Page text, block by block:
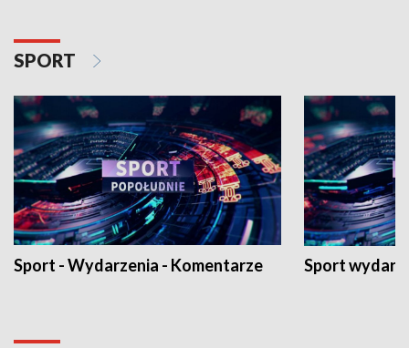
SPORT
Sport - Wydarzenia - Komentarze Sport